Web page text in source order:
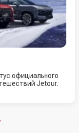
официального
Jetour.